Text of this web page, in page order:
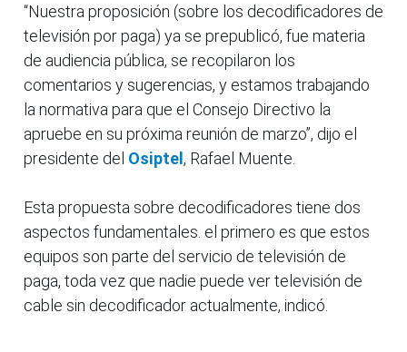
“Nuestra proposición (sobre los decodificadores de
televisión por paga) ya se prepublicó, fue materia
de audiencia pública, se recopilaron los
comentarios y sugerencias, y estamos trabajando
la normativa para que el Consejo Directivo la
apruebe en su próxima reunión de marzo”, dijo el
presidente del Osiptel , Rafael Muente.
Esta propuesta sobre decodificadores tiene dos
aspectos fundamentales. el primero es que estos
equipos son parte del servicio de televisión de
paga, toda vez que nadie puede ver televisión de
cable sin decodificador actualmente, indicó.